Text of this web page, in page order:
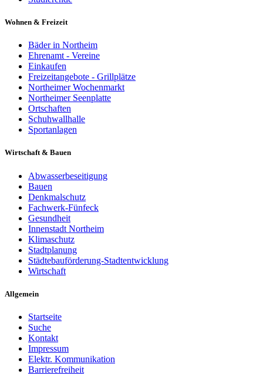
Wohnen & Freizeit
Bäder in Northeim
Ehrenamt - Vereine
Einkaufen
Freizeitangebote - Grillplätze
Northeimer Wochenmarkt
Northeimer Seenplatte
Ortschaften
Schuhwallhalle
Sportanlagen
Wirtschaft & Bauen
Abwasserbeseitigung
Bauen
Denkmalschutz
Fachwerk-Fünfeck
Gesundheit
Innenstadt Northeim
Klimaschutz
Stadtplanung
Städtebauförderung-Stadtentwicklung
Wirtschaft
Allgemein
Startseite
Suche
Kontakt
Impressum
Elektr. Kommunikation
Barrierefreiheit